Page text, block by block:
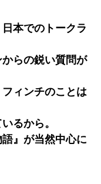
本でのトークラ
らの鋭い質問が
ィンチのことは
るから。
』が当然中心に